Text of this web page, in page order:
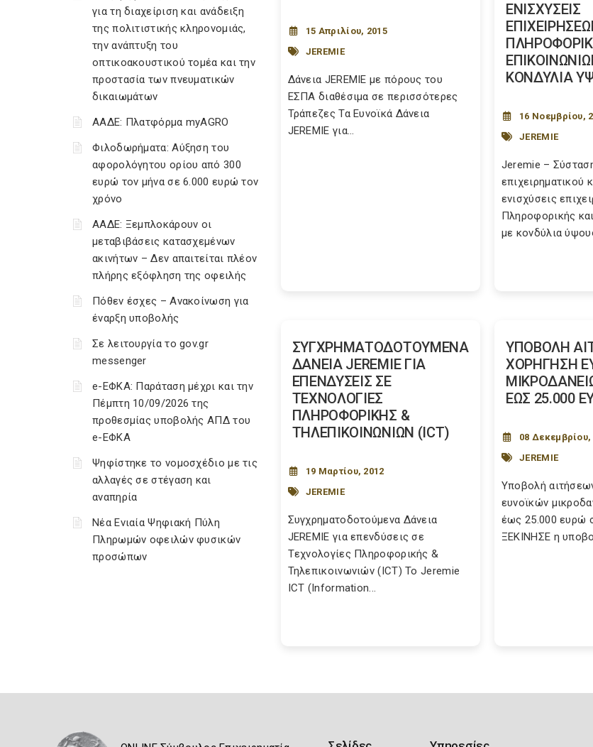
για τη διαχείριση και ανάδειξη
της πολιτιστικής κληρονομιάς,
την ανάπτυξη του
οπτικοακουστικού τομέα και την
προστασία των πνευματικών
δικαιωμάτων
ΑΑΔΕ: Πλατφόρμα myAGRO
Φιλοδωρήματα: Αύξηση του
αφορολόγητου ορίου από 300
ευρώ τον μήνα σε 6.000 ευρώ τον
χρόνο
ΑΑΔΕ: Ξεμπλοκάρουν οι
μεταβιβάσεις κατασχεμένων
ακινήτων – Δεν απαιτείται πλέον
πλήρης εξόφληση της οφειλής
Πόθεν έσχες – Ανακοίνωση για
έναρξη υποβολής
Σε λειτουργία το gov.gr
messenger
e-ΕΦΚΑ: Παράταση μέχρι και την
Πέμπτη 10/09/2026 της
προθεσμίας υποβολής ΑΠΔ του
e-ΕΦΚΑ
Ψηφίστηκε το νομοσχέδιο με τις
αλλαγές σε στέγαση και
αναπηρία
Νέα Ενιαία Ψηφιακή Πύλη
Πληρωμών οφειλών φυσικών
προσώπων
15 Απριλίου, 2015
JEREMIE
Δάνεια JEREMIE με πόρους του
ΕΣΠΑ διαθέσιμα σε περισσότερες
Τράπεζες Τα Ευνοϊκά Δάνεια
JEREMIE για...
ΕΝΙΣΧΥΣΕΙΣ
ΚΟΝΔΥΛΙΑ
16 Νοεμβρίου,
JEREMIE
Jeremie –
επιχειρηματικού
ενισχύσεις
Πληροφορικής
με κονδύλια
ΣΥΓΧΡΗΜΑΤΟΔΟΤΟΥΜΕΝΑ
ΔΑΝΕΙΑ JEREMIE ΓΙΑ
ΕΠΕΝΔΥΣΕΙΣ ΣΕ
TΕΧΝΟΛΟΓΙΕΣ
ΠΛΗΡΟΦΟΡΙΚΗΣ &
ΤΗΛΕΠΙΚΟΙΝΩΝΙΩΝ (ICT)
19 Μαρτίου, 2012
JEREMIE
Συγχρηματοδοτούμενα Δάνεια
JEREMIE για επενδύσεις σε
Tεχνολογίες Πληροφορικής &
Τηλεπικοινωνιών (ICT) To Jeremie
ICT (Information...
ΥΠΟΒΟΛΗ
ΧΟΡΗΓΗΣΗ
ΕΩΣ 25.000
08 Δεκεμβρίου,
JEREMIE
Υποβολή
ευνοϊκών
έως 25.000 ευρώ
ΞEKINHΣE η